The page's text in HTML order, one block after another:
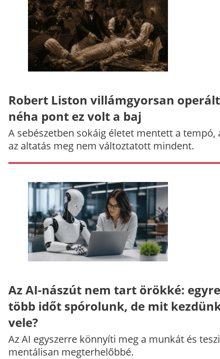
Robert Liston villámgyorsan
néha pont ez volt a baj
A sebészetben sokáig életet mentett a tempó,
az altatás meg nem változtatott mindent.
Az AI-nászút nem tart örökké: egyre
több időt spórolunk, de mit
vele?
Az AI egyszerre könnyíti meg a munkát és
mentálisan megterhelőbbé.